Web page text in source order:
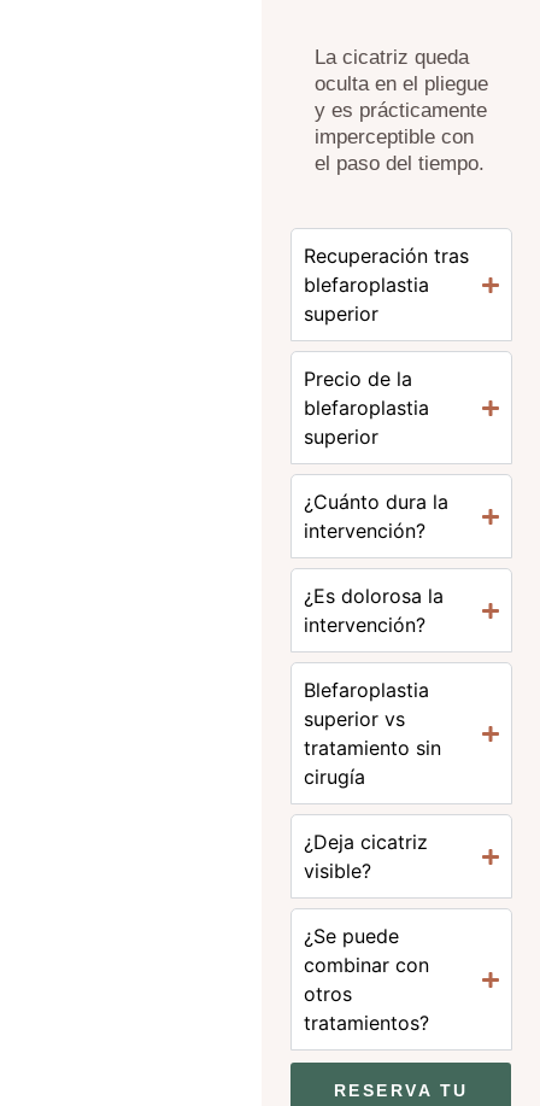
La cicatriz queda
oculta en el pliegue
y es prácticamente
imperceptible con
el paso del tiempo.
Recuperación tras
blefaroplastia
superior
Precio de la
blefaroplastia
superior
¿Cuánto dura la
intervención?
¿Es dolorosa la
intervención?
Blefaroplastia
superior vs
tratamiento sin
cirugía
¿Deja cicatriz
visible?
¿Se puede
combinar con
otros
tratamientos?
RESERVA TU